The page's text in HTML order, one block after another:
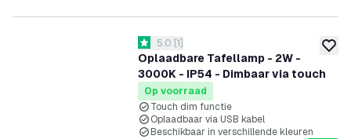
Oplaadbare Tafellamp - 2W -
3000K - IP54 - Dimbaar via touch
reviews drawer openen
5 score sterren
5.0 [1]
Op voorraad
Touch dim functie
Oplaadbaar via USB kabel
Beschikbaar in verschillende kleuren